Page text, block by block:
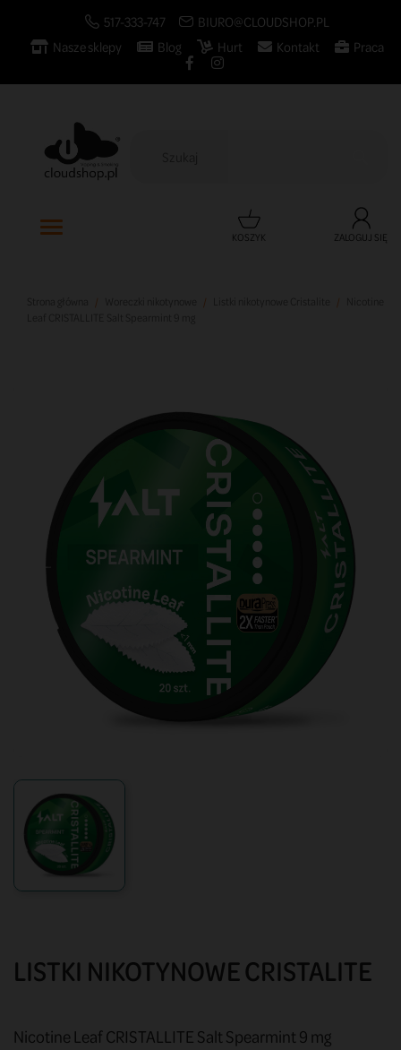
517-333-747
BIURO@CLOUDSHOP.PL
Nasze sklepy
Blog Hurt Kontakt Praca
KOSZYK ZALOGUJ SIĘ
LISTKI NIKOTYNOWE CRISTALITE
Nicotine Leaf CRISTALLITE Salt Spearmint 9 mg